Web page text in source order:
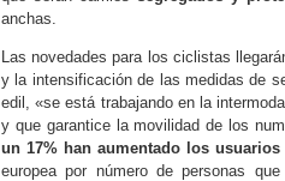
anchas.
Las novedades para los ciclistas
y la intensificación de las medidas de
edil, «se está trabajando en la
y que garantice la movilidad de los
un 17% han aumentado los usuarios
europea por número de personas